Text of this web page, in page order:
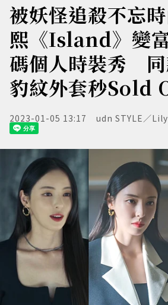
被妖怪追殺不忘
熙《Island》變
碼個人時裝秀
豹紋外套秒Sold
2023-01-05 13:17 udn STYLE／Lily